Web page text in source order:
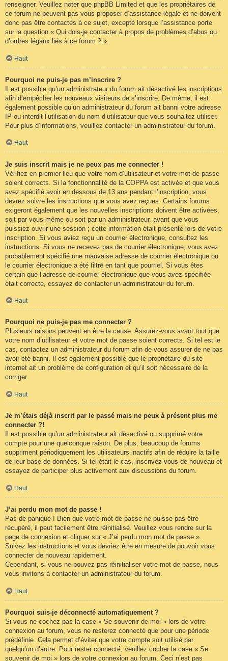
renseigner. Veuillez noter que phpBB Limited et que les propriétaires de
ce forum ne peuvent pas vous proposer d’assistance légale et ne doivent
donc pas être contactés à ce sujet, excepté lorsque l’assistance porte
sur la question « Qui dois-je contacter à propos de problèmes d’abus ou
d’ordres légaux liés à ce forum ? ».
Haut
Pourquoi ne puis-je pas m’inscrire ?
Il est possible qu’un administrateur du forum ait désactivé les inscriptions
afin d’empêcher les nouveaux visiteurs de s’inscrire. De même, il est
également possible qu’un administrateur du forum ait banni votre adresse
IP ou interdit l’utilisation du nom d’utilisateur que vous souhaitez utiliser.
Pour plus d’informations, veuillez contacter un administrateur du forum.
Haut
Je suis inscrit mais je ne peux pas me connecter !
Vérifiez en premier lieu que votre nom d’utilisateur et votre mot de passe
soient corrects. Si la fonctionnalité de la COPPA est activée et que vous
avez spécifié avoir en dessous de 13 ans pendant l’inscription, vous
devrez suivre les instructions que vous avez reçues. Certains forums
exigeront également que les nouvelles inscriptions doivent être activées,
soit par vous-même ou soit par un administrateur, avant que vous
puissiez ouvrir une session ; cette information était présente lors de votre
inscription. Si vous aviez reçu un courrier électronique, consultez les
instructions. Si vous ne recevez pas de courrier électronique, vous avez
probablement spécifié une mauvaise adresse de courrier électronique ou
le courrier électronique a été filtré en tant que pourriel. Si vous êtes
certain que l’adresse de courrier électronique que vous avez spécifiée
était correcte, essayez de contacter un administrateur du forum.
Haut
Pourquoi ne puis-je pas me connecter ?
Plusieurs raisons peuvent en être la cause. Assurez-vous avant tout que
votre nom d’utilisateur et votre mot de passe soient corrects. Si tel est le
cas, contactez un administrateur du forum afin de vous assurer de ne pas
avoir été banni. Il est également possible que le propriétaire du site
internet ait un problème de configuration et qu’il soit nécessaire de la
corriger.
Haut
Je m’étais déjà inscrit par le passé mais ne peux à présent plus me
connecter ?!
Il est possible qu’un administrateur ait désactivé ou supprimé votre
compte pour une quelconque raison. De plus, beaucoup de forums
suppriment périodiquement les utilisateurs inactifs afin de réduire la taille
de leur base de données. Si tel était le cas, inscrivez-vous de nouveau et
essayez de participer plus activement aux discussions du forum.
Haut
J’ai perdu mon mot de passe !
Pas de panique ! Bien que votre mot de passe ne puisse pas être
récupéré, il peut facilement être réinitialisé. Veuillez vous rendre sur la
page de connexion et cliquer sur « J’ai perdu mon mot de passe ».
Suivez les instructions et vous devriez être en mesure de pouvoir vous
connecter de nouveau rapidement.
Cependant, si vous ne pouvez pas réinitialiser votre mot de passe, nous
vous invitons à contacter un administrateur du forum.
Haut
Pourquoi suis-je déconnecté automatiquement ?
Si vous ne cochez pas la case « Se souvenir de moi » lors de votre
connexion au forum, vous ne resterez connecté que pour une période
prédéfinie. Cela permet d’éviter que votre compte soit utilisé par
quelqu’un d’autre. Pour rester connecté, veuillez cocher la case « Se
souvenir de moi » lors de votre connexion au forum. Ceci n’est pas